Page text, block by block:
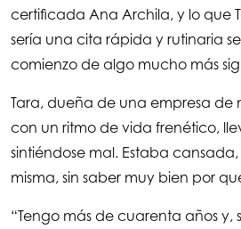
certificada Ana Archila, y lo que
sería una cita rápida y rutinaria
comienzo de algo mucho más
Tara, dueña de una empresa de
con un ritmo de vida frenético,
sintiéndose mal. Estaba cansada,
misma, sin saber muy bien por
“Tengo más de cuarenta años y,